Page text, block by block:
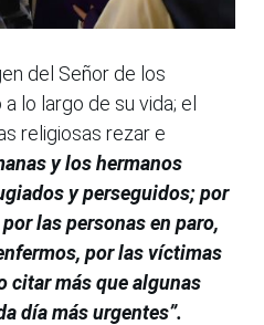
del Señor de los
lo largo de su vida; el
religiosas rezar e
y los hermanos
y perseguidos; por
las personas en paro,
por las víctimas
citar más que algunas
día más urgentes”.